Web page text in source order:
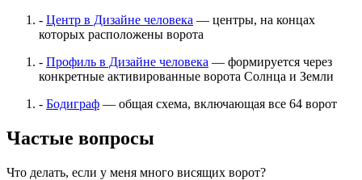
- Центр в Дизайне человека — центры, на концах
которых расположены ворота
- Профиль в Дизайне человека — формируется через
конкретные активированные ворота Солнца и Земли
- Бодиграф — общая схема, включающая все 64 ворот
Частые вопросы
Что делать, если у меня много висящих ворот?